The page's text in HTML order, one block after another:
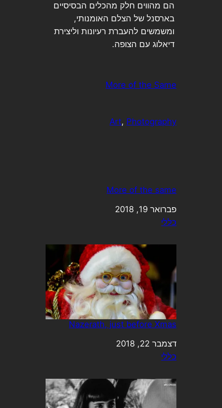
הם מהווים חלק מהכלים הבסיסיים
בארסנל של הצלם האומנותי,
ומשמשים להעברת רעיונות וליצירת
דיאלוג עם הצופה.
More of the Same
Art, Photography
More of the same
תאריך
פברואר 19, 2018
בהקשר ל-
כללי
Nazerath, just before Xmas
תאריך
דצמבר 22, 2018
בהקשר ל-
כללי